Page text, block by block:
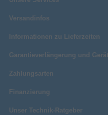
Versandinfos
Informationen zu Lieferzeiten
Garantieverlängerung und
Zahlungsarten
Finanzierung
Unser Technik-Ratgeber